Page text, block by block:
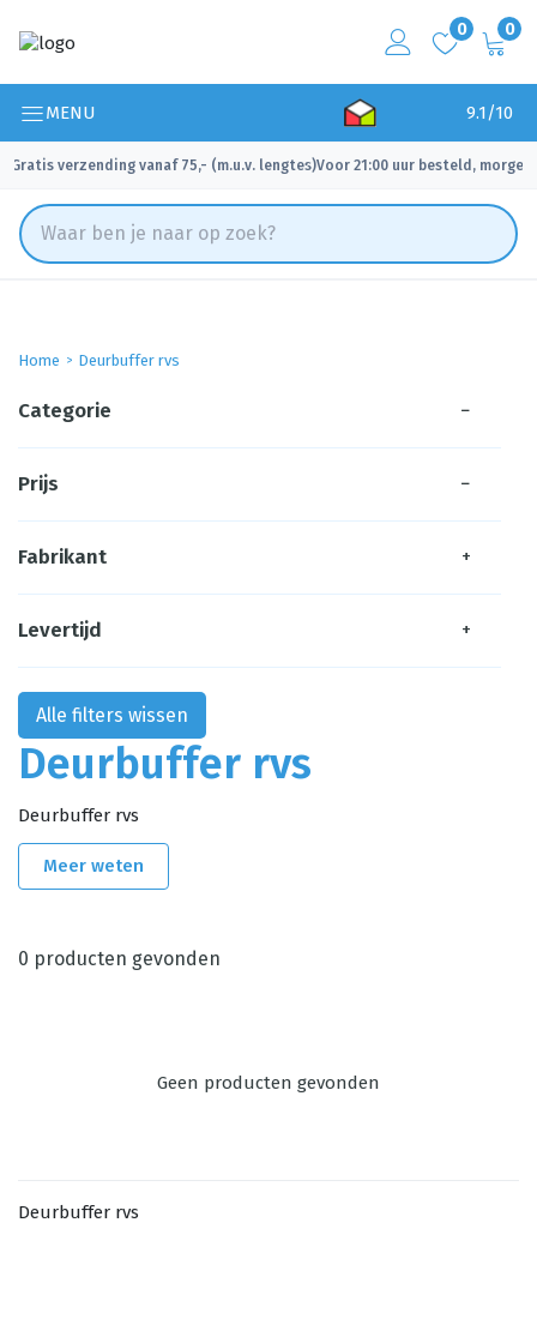
0 0
MENU 9.1/10
Gratis verzending vanaf 75,- (m.u.v. lengtes)
✓ Voor 21:00 uur besteld, morgen
Home Deurbuffer rvs
Deurbuffer rvs
Deurbuffer rvs
Meer weten
0 producten gevonden
Geen producten gevonden
Categorie −
Prijs −
Fabrikant +
Levertijd +
Alle filters wissen
Deurbuffer rvs